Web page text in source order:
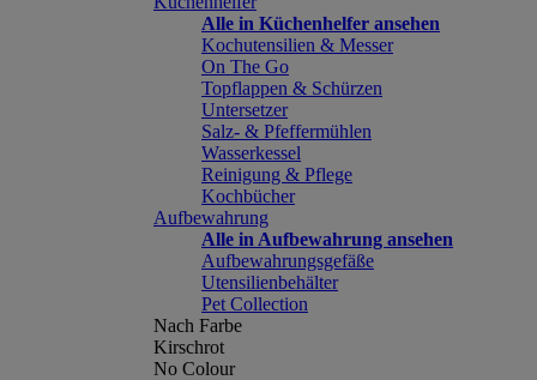
Alle in Küchenhelfer ansehen
Kochutensilien & Messer
On The Go
Topflappen & Schürzen
Untersetzer
Salz- & Pfeffermühlen
Wasserkessel
Reinigung & Pflege
Kochbücher
Aufbewahrung
Alle in Aufbewahrung ansehen
Aufbewahrungsgefäße
Utensilienbehälter
Pet Collection
Nach Farbe
Kirschrot
No Colour